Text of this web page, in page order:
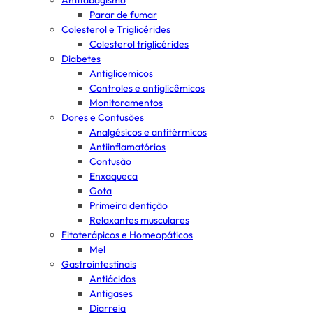
Parar de fumar
Colesterol e Triglicérides
Colesterol triglicérides
Diabetes
Antiglicemicos
Controles e antiglicêmicos
Monitoramentos
Dores e Contusões
Analgésicos e antitérmicos
Antiinflamatórios
Contusão
Enxaqueca
Gota
Primeira dentição
Relaxantes musculares
Fitoterápicos e Homeopáticos
Mel
Gastrointestinais
Antiácidos
Antigases
Diarreia